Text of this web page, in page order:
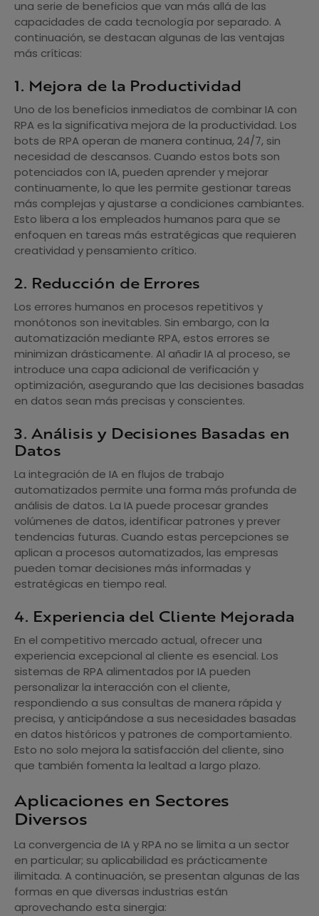
una serie de beneficios que van más allá de las
capacidades de cada tecnología por separado. A
continuación, se destacan algunas de las ventajas
más críticas:
1. Mejora de la Productividad
Uno de los beneficios inmediatos de combinar IA con
RPA es la significativa mejora de la productividad. Los
bots de RPA operan de manera continua, 24/7, sin
necesidad de descansos. Cuando estos bots son
potenciados con IA, pueden aprender y mejorar
continuamente, lo que les permite gestionar tareas
más complejas y ajustarse a condiciones cambiantes.
Esto libera a los empleados humanos para que se
enfoquen en tareas más estratégicas que requieren
creatividad y pensamiento crítico.
2. Reducción de Errores
Los errores humanos en procesos repetitivos y
monótonos son inevitables. Sin embargo, con la
automatización mediante RPA, estos errores se
minimizan drásticamente. Al añadir IA al proceso, se
introduce una capa adicional de verificación y
optimización, asegurando que las decisiones basadas
en datos sean más precisas y conscientes.
3. Análisis y Decisiones Basadas en
Datos
La integración de IA en flujos de trabajo
automatizados permite una forma más profunda de
análisis de datos. La IA puede procesar grandes
volúmenes de datos, identificar patrones y prever
tendencias futuras. Cuando estas percepciones se
aplican a procesos automatizados, las empresas
pueden tomar decisiones más informadas y
estratégicas en tiempo real.
4. Experiencia del Cliente Mejorada
En el competitivo mercado actual, ofrecer una
experiencia excepcional al cliente es esencial. Los
sistemas de RPA alimentados por IA pueden
personalizar la interacción con el cliente,
respondiendo a sus consultas de manera rápida y
precisa, y anticipándose a sus necesidades basadas
en datos históricos y patrones de comportamiento.
Esto no solo mejora la satisfacción del cliente, sino
que también fomenta la lealtad a largo plazo.
Aplicaciones en Sectores
Diversos
La convergencia de IA y RPA no se limita a un sector
en particular; su aplicabilidad es prácticamente
ilimitada. A continuación, se presentan algunas de las
formas en que diversas industrias están
aprovechando esta sinergia: